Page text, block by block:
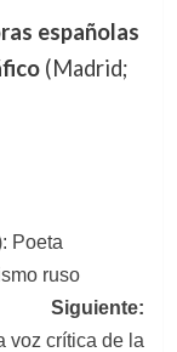
españolas
(Madrid;
Poeta
ruso
Siguiente:
voz crítica de la